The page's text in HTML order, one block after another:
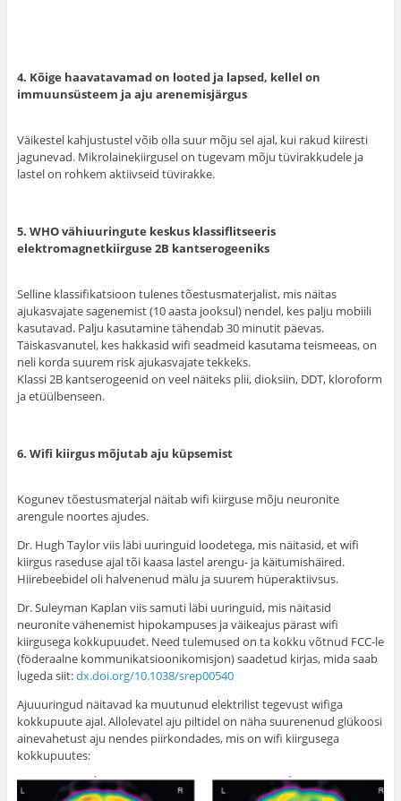
4. Kõige haavatavamad on looted ja lapsed, kellel on
immuunsüsteem ja aju arenemisjärgus
Väikestel kahjustustel võib olla suur mõju sel ajal, kui rakud kiiresti
jagunevad. Mikrolainekiirgusel on tugevam mõju tüvirakkudele ja
lastel on rohkem aktiivseid tüvirakke.
5. WHO vähiuuringute keskus klassiflitseeris
elektromagnetkiirguse 2B kantserogeeniks
Selline klassifikatsioon tulenes tõestusmaterjalist, mis näitas
ajukasvajate sagenemist (10 aasta jooksul) nendel, kes palju mobiili
kasutavad. Palju kasutamine tähendab 30 minutit päevas.
Täiskasvanutel, kes hakkasid wifi seadmeid kasutama teismeeas, on
neli korda suurem risk ajukasvajate tekkeks.
Klassi 2B kantserogeenid on veel näiteks plii, dioksiin, DDT, kloroform
ja etüülbenseen.
6. Wifi kiirgus mõjutab aju küpsemist
Kogunev tõestusmaterjal näitab wifi kiirguse mõju neuronite
arengule noortes ajudes.
Dr. Hugh Taylor viis läbi uuringuid loodetega, mis näitasid, et wifi
kiirgus raseduse ajal tõi kaasa lastel arengu- ja käitumishäired.
Hiirebeebidel oli halvenenud mälu ja suurem hüperaktiivsus.
Dr. Suleyman Kaplan viis samuti läbi uuringuid, mis näitasid
neuronite vähenemist hipokampuses ja väikeajus pärast wifi
kiirgusega kokkupuudet. Need tulemused on ta kokku võtnud FCC-le
(föderaalne kommunikatsioonikomisjon) saadetud kirjas, mida saab
lugeda siit:dx.doi.org/10.1038/srep00540
Ajuuuringud näitavad ka muutunud elektrilist tegevust wifiga
kokkupuute ajal. Allolevatel aju piltidel on näha suurenenud glükoosi
ainevahetust aju nendes piirkondades, mis on wifi kiirgusega
kokkupuutes: